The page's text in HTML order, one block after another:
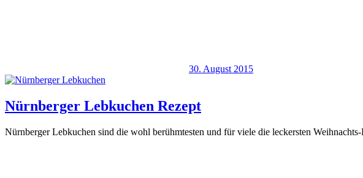
30. August 2015
Nürnberger Lebkuchen Rezept
Nürnberger Lebkuchen sind die wohl berühmtesten und für viele die leckersten